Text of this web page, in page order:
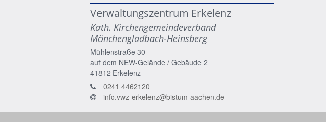
Verwaltungszentrum Erkelenz
Kath. Kirchengemeindeverband
Mönchengladbach-Heinsberg
Mühlenstraße 30
auf dem NEW-Gelände / Gebäude 2
41812 Erkelenz
0241 4462120
info.vwz-erkelenz@bistum-aachen.de